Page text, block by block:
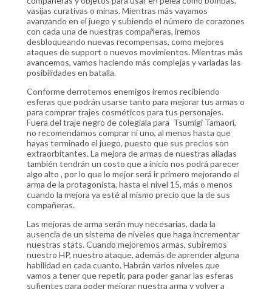
vasijas curativas o minas. Mientras más vayamos
avanzando en el juego y subiendo el número de corazones
con cada una de nuestras compañeras, iremos
desbloqueando nuevas recompensas, como mejores
ataques de support o nuevos movimientos. Mientras más
avancemos, vamos haciendo más complejas y variadas las
posibilidades en batalla.
Conforme derrotemos enemigos iremos recibiendo
esferas que podrán usarse tanto para mejorar tus armas o
para comprar trajes cosméticos para tus personajes.
Fuera del traje negro de colegiala para Tsumigi Tamaori,
no recomendamos comprar ni uno, al menos hasta que
hayas terminado el juego, puesto que sus precios son
extraorbitantes. La mejora de armas de nuestras aliadas
también tendrán un costo que a inicio nos podrá parecer
algo alto , por lo que lo mejor será ir primero mejorando el
arma de la protagonista, hasta el nivel 15, más o menos
cuando la mejora ya esté al mismo precio que la de sus
compañeras.
Las mejoras de arma serán muy necesarias, dada la
ausencia de un sistema de niveles que haga incrementar
nuestras stats. Cuando mejoremos armas, subiremos
nuestro HP, nuestro ataque, además de aprender alguna
habilidad en cada cuanto. Habrán varios niveles que
vamos a tener que repetir, para poder ganar las esferas
sufientes para poder mejorar nuestra arma y volver a